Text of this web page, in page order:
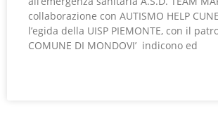
collaborazione con AUTISMO HELP
l’egida della UISP PIEMONTE, con il
COMUNE DI MONDOVI’ indicono ed